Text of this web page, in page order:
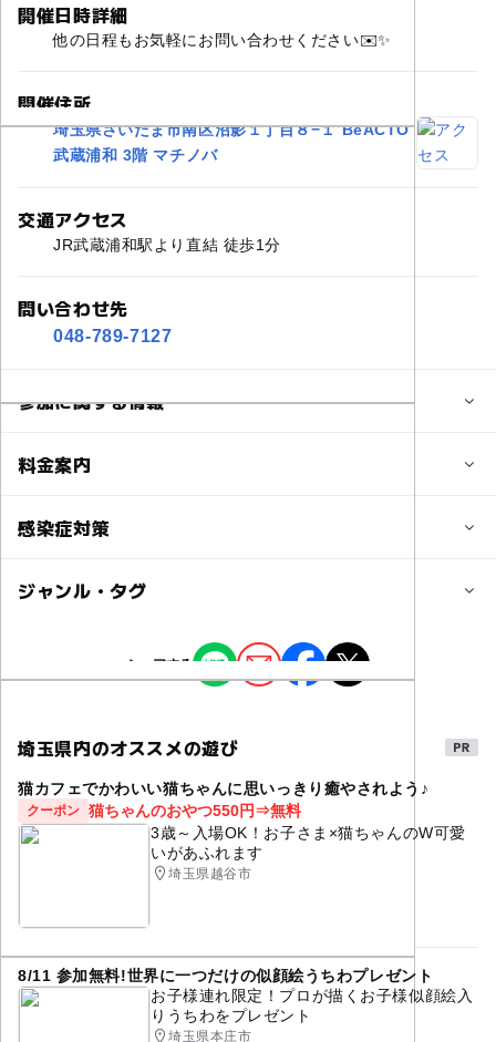
開催日時詳細
他の日程もお気軽にお問い合わせください✉️✨️
開催住所
埼玉県さいたま市南区沼影１丁目８−１ BeACTO
武蔵浦和 3階 マチノバ
交通アクセス
JR武蔵浦和駅より直結 徒歩1分
問い合わせ先
048-789-7127
参加に関する情報
定員
ていただきます。
予約/応募
予約必要
体験レッスンのご見学は保護者1名様でお願いしておりま
通常レッスンは母子分離となりますので、ご理解のほどお
料金案内
子供の料金
初回体験 (1回90分)：3300円 ※初回のみ
【基本料金】
・入会金：6600円 (税込) ※初回のみ
【月額料金】
・月4回コースのレッスン料１カ月分(9900円)
感染症対策
①来室前に発熱・咳等のいわゆる風邪症状が見られる場合
②手洗い用に、自分のハンカチ(タオル)を持たせてくださ
③風邪の症状が無い場合でも、出来るだけマスクの着用を
④換気をするため、できる限りあたたかい服装でご来室く
⑤玄関、入り口に消毒液を常備してありますので、施設に
入る前に必ず手指の消毒をお願いします。
ジャンル・タグ
ものづくり・学び体験
タグ
お受験 絵画教室 絵画 工作
こどものアート教室 教室・習い事 体験 美術
初めてのおけいこ
アート&クラフト アートに触れる アートを楽しむ
子ども習い事 小学校受験
シェアする
埼玉県内のオススメの遊び
猫カフェでかわいい猫ちゃんに思いっきり癒やされよう♪
クーポン 猫ちゃんのおやつ550円⇒無料
3歳～入場OK！お子さま×猫ちゃんのW可愛
いがあふれます
埼玉県越谷市
8/11 参加無料!世界に一つだけの似顔絵うちわプレゼント
お子様連れ限定！プロが描くお子様似顔絵入
りうちわをプレゼント
埼玉県本庄市